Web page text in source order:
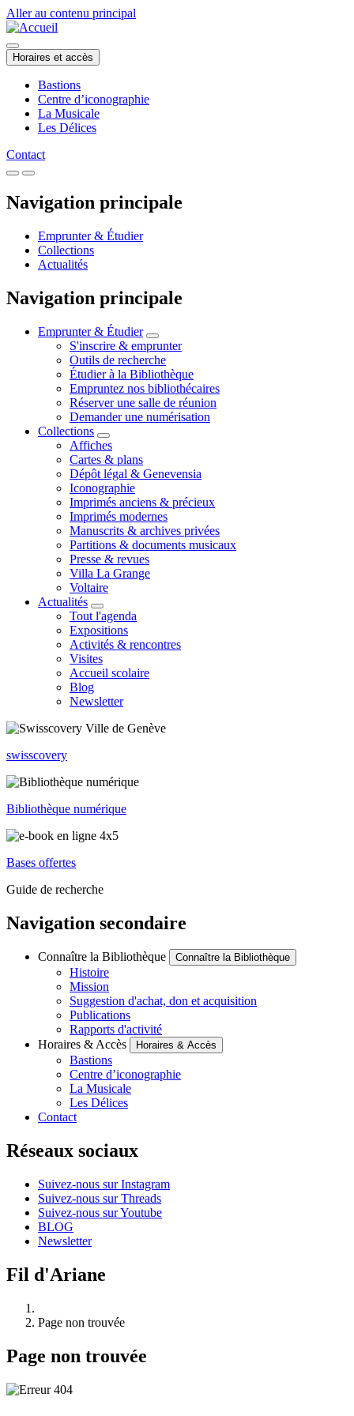
Aller au contenu principal
Horaires et accès
Bastions
Centre d’iconographie
La Musicale
Les Délices
Contact
Navigation principale
Emprunter & Étudier
Collections
Actualités
Navigation principale
Emprunter & Étudier
S'inscrire & emprunter
Outils de recherche
Étudier à la Bibliothèque
Empruntez nos bibliothécaires
Réserver une salle de réunion
Demander une numérisation
Collections
Affiches
Cartes & plans
Dépôt légal & Genevensia
Iconographie
Imprimés anciens & précieux
Imprimés modernes
Manuscrits & archives privées
Partitions & documents musicaux
Presse & revues
Villa La Grange
Voltaire
Actualités
Tout l'agenda
Expositions
Activités & rencontres
Visites
Accueil scolaire
Blog
Newsletter
swisscovery
Bibliothèque numérique
Bases offertes
Guide de recherche
Navigation secondaire
Connaître la Bibliothèque Connaître la Bibliothèque
Histoire
Mission
Suggestion d'achat, don et acquisition
Publications
Rapports d'activité
Horaires & Accès
Horaires & Accès
Bastions
Centre d’iconographie
La Musicale
Les Délices
Contact
Réseaux sociaux
Suivez-nous sur Instagram
Suivez-nous sur Threads
Suivez-nous sur Youtube
BLOG
Newsletter
Fil d'Ariane
Page non trouvée
Page non trouvée